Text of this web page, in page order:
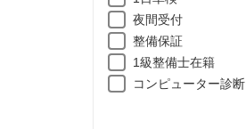
夜間受付
整備保証
1級整備士在籍
コンピューター診断